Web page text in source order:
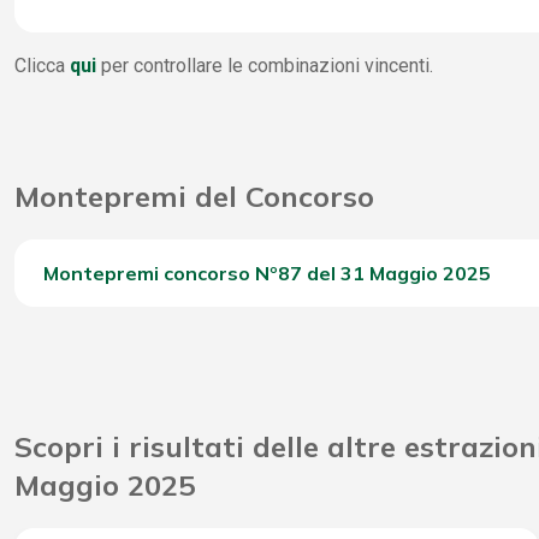
3 Stella
1 Stella
0 Stella
Clicca qui per controllare le combinazioni vincenti.
Montepremi del Concorso
Montepremi concorso Nº87 del 31 Maggio 2025
Attribuzione da D.D: 2011/49938/Giochi/Ena del 16/12/
Scopri i risultati delle altre
Maggio 2025